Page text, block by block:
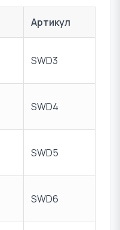
Артикул
SWD3
SWD4
SWD5
SWD6